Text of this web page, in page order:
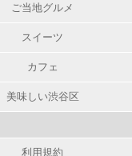
ご当地グルメ
スイーツ
カフェ
美味しい渋谷区
利用規約